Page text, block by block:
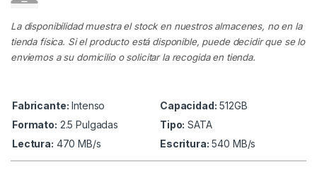
La disponibilidad muestra el stock en nuestros almacenes, no en la
tienda física. Si el producto está disponible, puede decidir que se lo
enviemos a su domicilio o solicitar la recogida en tienda.
Fabricante: Intenso Capacidad: 512GB
Formato: 2.5 Pulgadas Tipo: SATA
Lectura: 470 MB/s Escritura: 540 MB/s